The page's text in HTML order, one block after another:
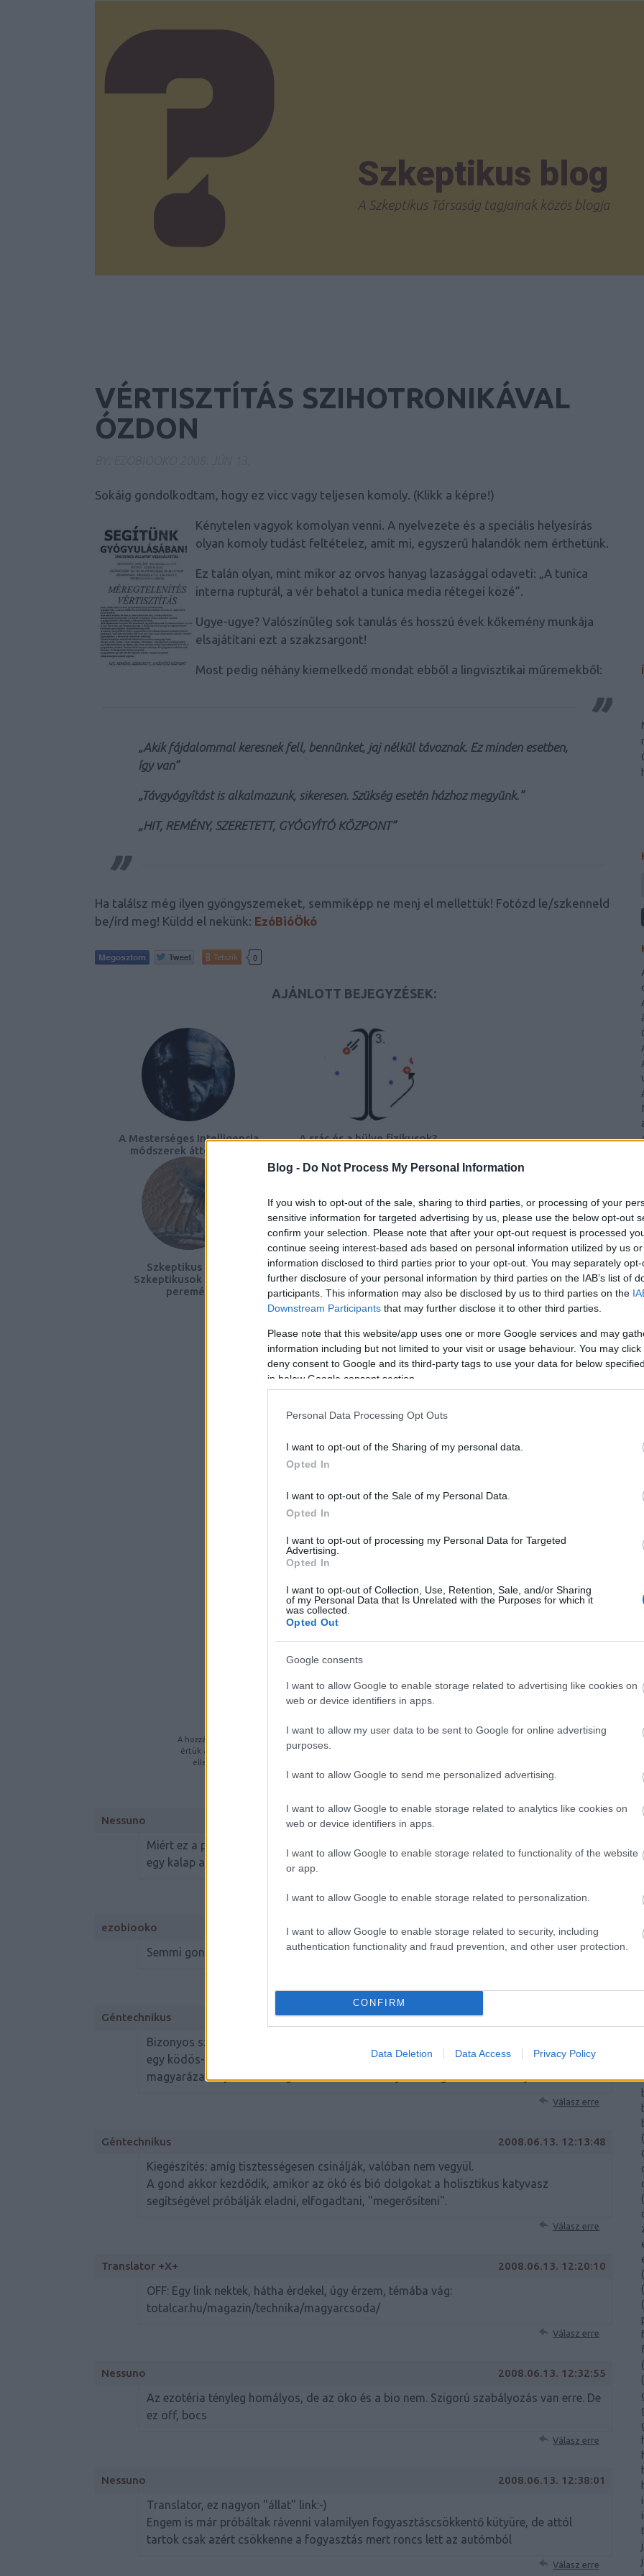
Blog - Do Not Process My Personal Information
If you wish to opt-out of the sale, sharing to third parties, or processing of your
sensitive information for targeted advertising by us, please use the below opt-out
confirm your selection. Please note that after your opt-out request is processed
continue seeing interest-based ads based on personal information utilized by us
information disclosed to third parties prior to your opt-out. You may separately
further disclosure of your personal information by third parties on the IAB’s list of
participants. This information may also be disclosed by us to third parties on the
Downstream Participants that may further disclose it to other third parties.
Please note that this website/app uses one or more Google services and may
information including but not limited to your visit or usage behaviour. You may
deny consent to Google and its third-party tags to use your data for below
in below Google consent section.
Personal Data Processing Opt Outs
I want to opt-out of the Sharing of my personal data.
Opted In
I want to opt-out of the Sale of my Personal Data.
Opted In
I want to opt-out of processing my Personal Data for Targeted
Advertising.
Opted In
I want to opt-out of Collection, Use, Retention, Sale, and/or Sharing
of my Personal Data that Is Unrelated with the Purposes for which it
was collected.
Opted Out
Google consents
I want to allow Google to enable storage related to advertising like cookies on
web or device identifiers in apps.
I want to allow my user data to be sent to Google for online advertising
purposes.
I want to allow Google to send me personalized advertising.
I want to allow Google to enable storage related to analytics like cookies on
web or device identifiers in apps.
I want to allow Google to enable storage related to functionality of the website
or app.
I want to allow Google to enable storage related to personalization.
I want to allow Google to enable storage related to security, including
authentication functionality and fraud prevention, and other user protection.
CONFIRM
Data Deletion Data Access Privacy Policy
Szkeptikus blog
A Szkeptikus Társaság tagjainak közös blogja
VÉRTISZTÍTÁS SZIHOTRONIKÁVAL
ÓZDON
Sokáig gondolkodtam, hogy ez vicc vagy teljesen komoly. (Klikk a képre!)
Kénytelen vagyok komolyan venni. A nyelvezete és a speciális helyesírás
olyan komoly tudást feltételez, amit mi, egyszerű halandók nem érthetünk.
Ez talán olyan, mint mikor az orvos hanyag lazasággal odaveti: „A tunica
interna rupturál, a vér behatol a tunica media rétegei közé”.
Ugye-ugye? Valószínűleg sok tanulás és hosszú évek kőkemény munkája
elsajátítani ezt a szakzsargont!
Most pedig néhány kiemelkedő mondat ebből a lingvisztikai műremekből:
„Akik fájdalommal keresnek fell, bennünket, jaj nélkül távoznak. Ez minden esetben,
így van”
„Távgyógyítást is alkalmazunk, sikeresen. Szükség esetén házhoz megyünk.”
„HIT, REMÉNY, SZERETETT, GYÓGYÍTÓ KÖZPONT”
Ha találsz még ilyen gyöngyszemeket, semmiképp ne menj el mellettük! Fotózd le/szkenneld
be/írd meg! Küldd el nekünk: EzóBióÖkó
Tetszik 0
AJÁNLOTT BEJEGYZÉSEK:
A Mesterséges Intelligencia
módszerek áttekintése
A srác és a hülye fizikusok?
Szkeptikus Klub:
Szkeptikusok a káosz
peremén
https://szkeptikus.blog.hu/api/trackback/id/515100
A hozzászólások a
értük a
szolgáltatás technikaiüzemeltetője semmilyen felelősséget nem vállal, azokat nem
ellenőrzi. Kifogás esetén forduljon a blog szerkesztőjéhez. Részletek a
feltételekben és azadatvédelmi tájékoztatóban.
Nessuno
Miért ez a post írójának a neve? Mi a gond az ökóval és a bióval? Szerintem nem lehet
egy kalap alá venni az ezotériával
ezobiooko 2008.06.13. 11:28:33
Semmi gond nincs a bio és oko dolgokkal, amíg azt tisztességesen csinálják.
Géntechnikus
Bizonyos szempontból jogos az egy kalap alá vétel: az ökó és a bió is gyakran vegyül
egy ködös-homályos, misztifikált természetképpel, amiben ezoterikába hajló, zavaros
magyarázatok jelennek meg a természeti törvényszerűségek ismerete helyett.
Válasz erre
Géntechnikus 2008.06.13. 12:13:48
Kiegészítés: amíg tisztességesen csinálják, valóban nem vegyül.
A gond akkor kezdődik, amikor az ökó és bió dolgokat a holisztikus katyvasz
segítségével próbálják eladni, elfogadtani, "megerősíteni".
Válasz erre
Translator +X+ 2008.06.13. 12:20:10
OFF: Egy link nektek, hátha érdekel, úgy érzem, témába vág:
totalcar.hu/magazin/technika/magyarcsoda/
Válasz erre
Nessuno 2008.06.13. 12:32:55
Az ezotéria tényleg homályos, de az öko és a bio nem. Szigorú szabályozás van erre. De
ez off, bocs
Válasz erre
Nessuno 2008.06.13. 12:38:01
Translator, ez nagyon "állat" link:-)
Engem is már próbáltak rávenni valamilyen fogyasztáscsökkentő kütyüre, de attól
tartok csak azért csökkenne a fogyasztás mert roncs lett az autómból
Válasz erre
(
(
(
(
(
(
(
(